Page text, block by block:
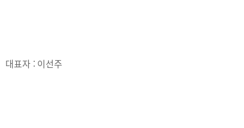
대표자 : 이선주